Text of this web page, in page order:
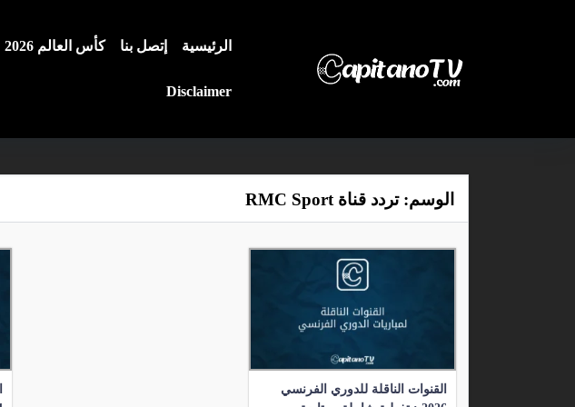
الرئيسية إتصل بنا كأس العالم 2026
Disclaimer
الوسم:تردد قناة RMC Sport
القنوات الناقلة للدوري الفرنسي